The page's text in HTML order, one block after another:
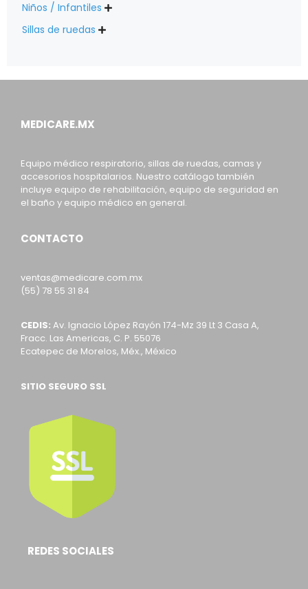
Niños / Infantiles 
Sillas de ruedas 
MEDICARE.MX
Equipo médico respiratorio, sillas de ruedas, camas y
accesorios hospitalarios. Nuestro catálogo también
incluye equipo de rehabilitación, equipo de seguridad en
el baño y equipo médico en general.
CONTACTO
ventas@medicare.com.mx
(55) 78 55 31 84
CEDIS: Av. Ignacio López Rayón 174-Mz 39 Lt 3 Casa A,
Fracc. Las Americas, C. P. 55076
Ecatepec de Morelos, Méx., México
SITIO SEGURO SSL
REDES SOCIALES